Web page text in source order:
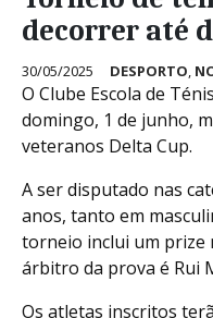
decorrer até
30/05/2025 DESPORTO,
O Clube Escola de
domingo, 1 de junho,
veteranos Delta Cup.
A ser disputado nas
anos, tanto em
torneio inclui um prize
árbitro da prova é Rui
Os atletas inscritos